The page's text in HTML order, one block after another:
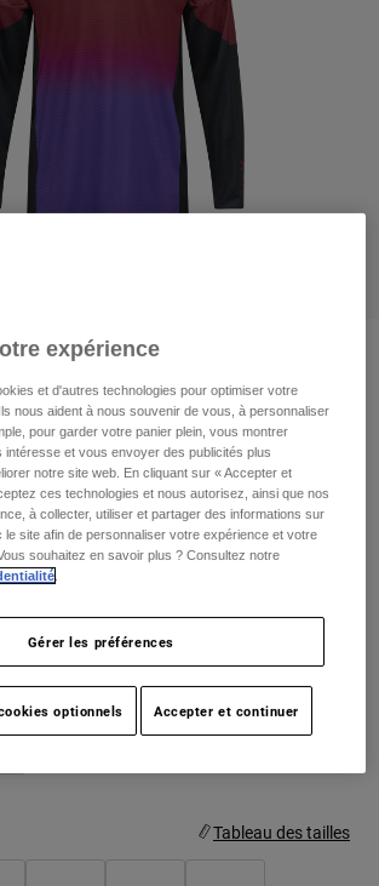
Protection
Hydration Vests
Parts
Hydration Packs
Parts
.
Tableau des tailles
expérience
et d'autres technologies pour optimiser votre
nous aident à nous souvenir de vous, à personnaliser
pour garder votre panier plein, vous montrer
intéresse et vous envoyer des publicités plus
notre site web. En cliquant sur « Accepter et
ces technologies et nous autorisez, ainsi que nos
à collecter, utiliser et partager des informations sur
site afin de personnaliser votre expérience et votre
souhaitez en savoir plus ? Consultez notre
Gérer les préférences
optionnels Accepter et continuer